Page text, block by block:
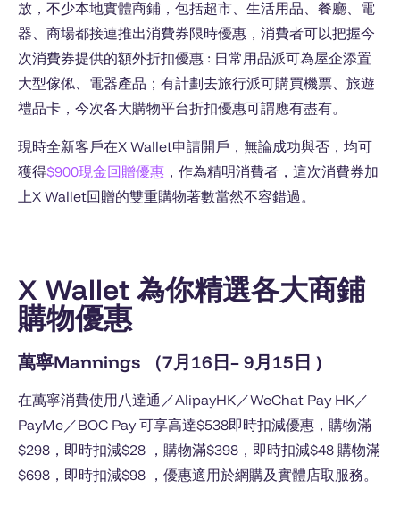
放，不少本地實體商鋪，包括超市、生活用品、餐廳、電
器、商場都接連推出消費券限時優惠，消費者可以把握今
次消費券提供的額外折扣優惠 : 日常用品派可為屋企添置
大型傢俬、電器產品；有計劃去旅行派可購買機票、旅遊
禮品卡，今次各大購物平台折扣優惠可謂應有盡有。
現時全新客戶在X Wallet申請開戶，無論成功與否，均可
獲得$900現金回贈優惠 ，作為精明消費者，這次消費券加
上X Wallet回贈的雙重購物著數當然不容錯過。
X Wallet 為你精選各大商鋪
購物優惠
萬寧Mannings （7月16日– 9月15日 )
在萬寧消費使用八達通／AlipayHK／WeChat Pay HK／
PayMe／BOC Pay 可享高達$538即時扣減優惠，購物滿
$298，即時扣減$28 ，購物滿$398，即時扣減$48 購物滿
$698，即時扣減$98 ，優惠適用於網購及實體店取服務。